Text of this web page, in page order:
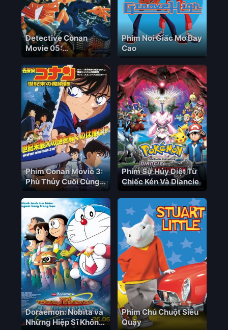
Detective Conan
Movie 05:
Countdown to
Heaven Case Closed
Movie 5: Countdown
to Heaven, Meitantei
Conan: Tengoku e no
Count Down Vietsub
+ Lồng Tiếng – HD
Nhật Bản
Phim Nơi Giấc Mơ Bay
Cao
Phim Conan Movie 3:
Phù Thủy Cuối Cùng
Của Thế Kỷ
Phim Sự Hủy Diệt Từ
Chiếc Kén Và Diancie
Doraemon: Nobita và
Những Hiệp Sĩ Không
Phim Chú Chuột Siêu
Quậy